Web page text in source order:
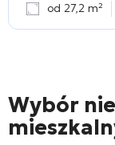
od 27,2 m²
Wybór